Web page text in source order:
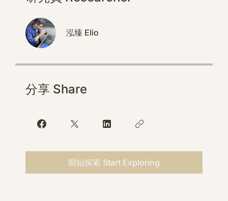
泓臻 Elio
分享 Share
開始探索 Start Exploring